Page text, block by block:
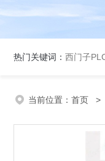
热门关键词： 西门子
当前位置： 首页 >